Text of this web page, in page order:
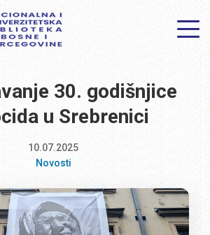
30. godišnjice
u Srebrenici
10.07.2025
Novosti